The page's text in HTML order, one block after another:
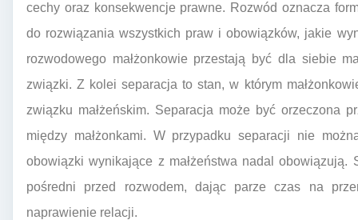
cechy oraz konsekwencje prawne. Rozwód oznacza
do rozwiązania wszystkich praw i obowiązków, jakie
rozwodowego małżonkowie przestają być dla siebie
związki. Z kolei separacja to stan, w którym
związku małżeńskim. Separacja może być orzeczona
między małżonkami. W przypadku separacji nie
obowiązki wynikające z małżeństwa nadal
pośredni przed rozwodem, dając parze czas na
naprawienie relacji.